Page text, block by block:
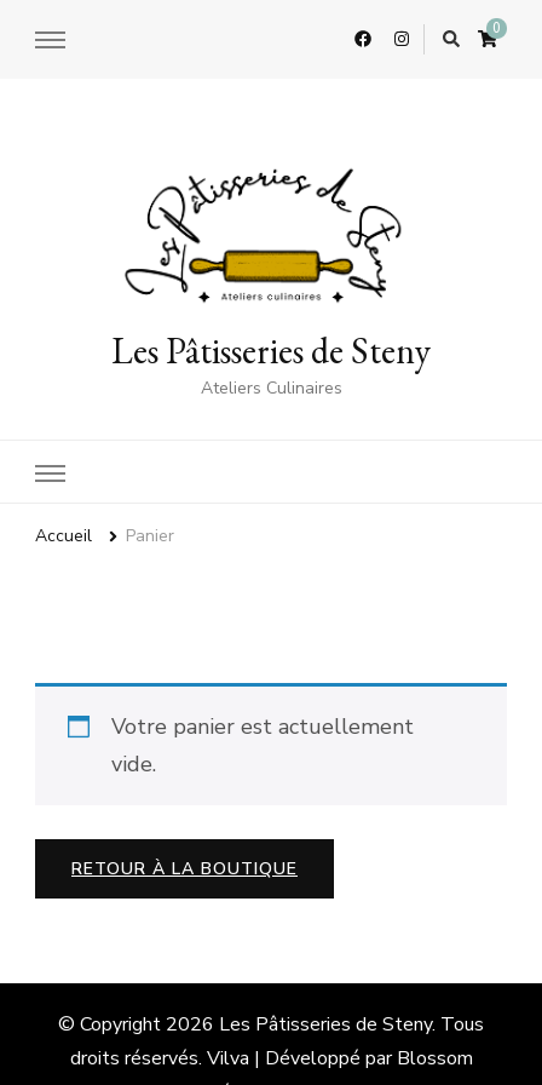
0
Les Pâtisseries de Steny
Ateliers Culinaires
Accueil Panier
Votre panier est actuellement
vide.
RETOUR À LA BOUTIQUE
© Copyright 2026 Les Pâtisseries de Steny. Tous
droits réservés. Vilva | Développé parBlossom